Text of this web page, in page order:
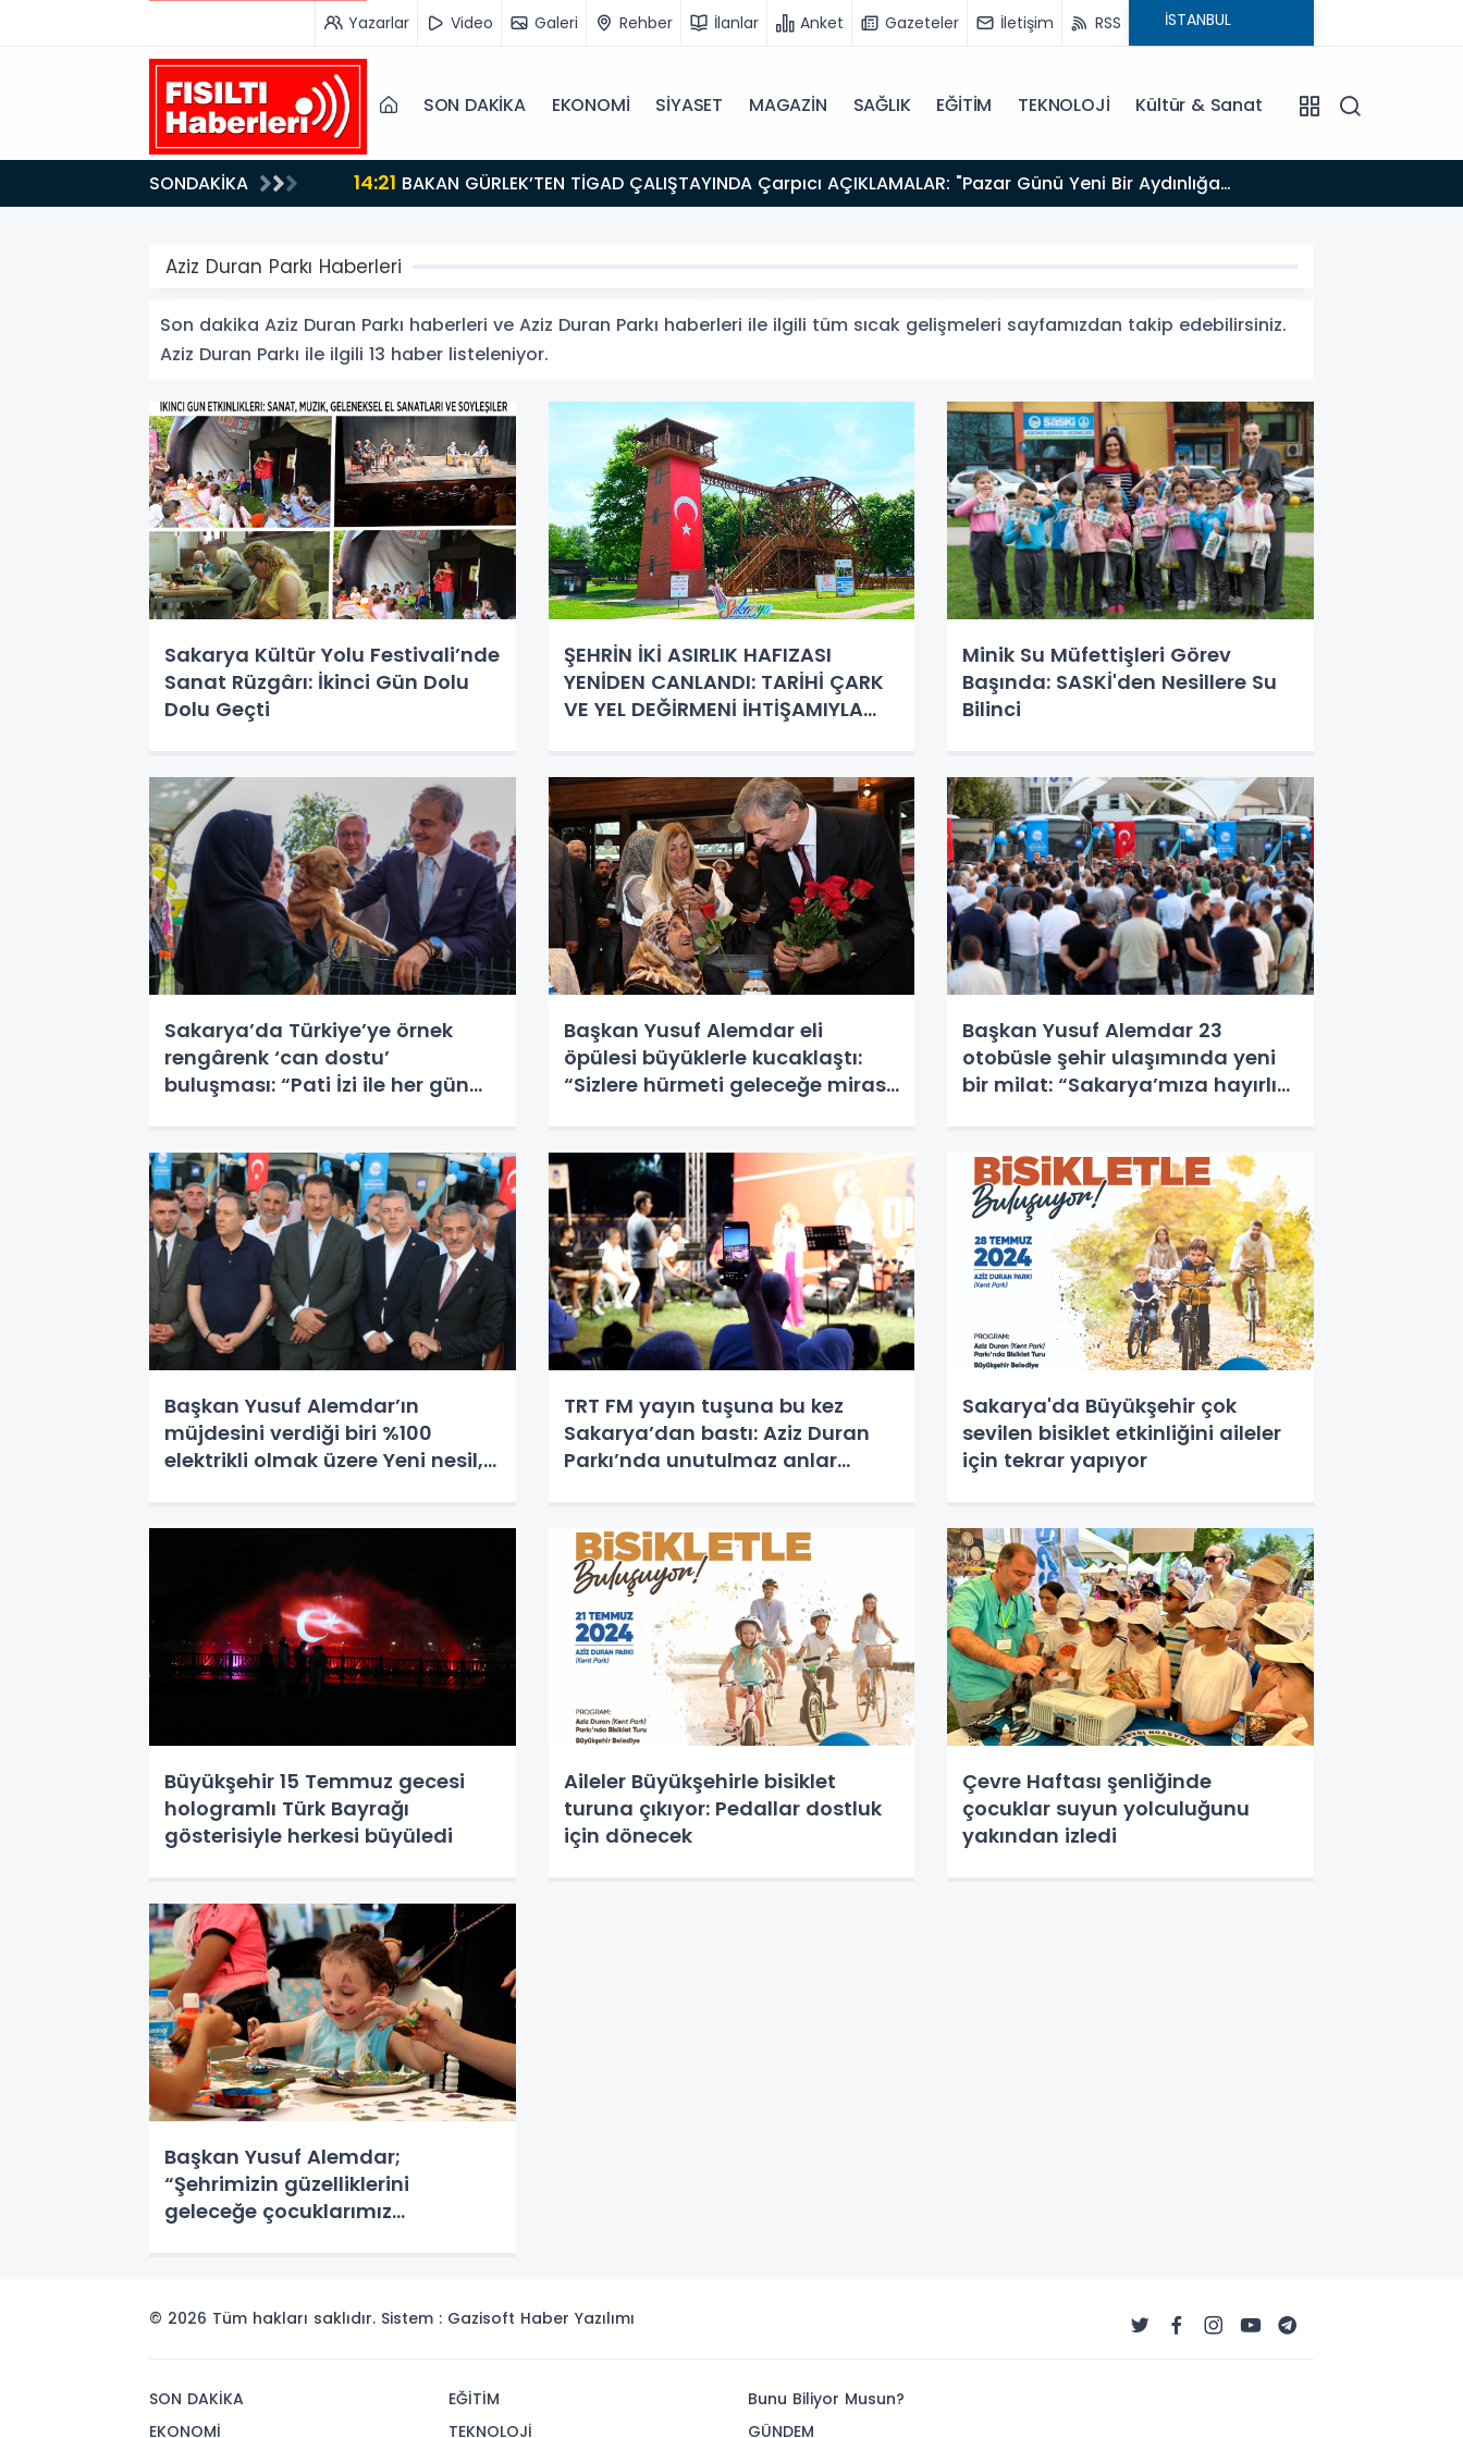
Yazarlar Video Galeri Rehber İlanlar Anket Gazeteler İletişim RSS
SON DAKİKA EKONOMİ SİYASET MAGAZİN SAĞLIK EĞİTİM TEKNOLOJİ Kültür & Sanat
SONDAKİKA 14:21
Uyanacağız"
Aziz Duran Parkı Haberleri
Son dakika Aziz Duran Parkı haberleri ve Aziz Duran Parkı haberleri ile ilgili tüm sıcak gelişmeleri sayfamızdan takip edebilirsiniz.
Aziz Duran Parkı ile ilgili 13 haber listeleniyor.
Sakarya Kültür Yolu Festivali’nde
Sanat Rüzgârı: İkinci Gün Dolu
Dolu Geçti
ŞEHRİN İKİ ASIRLIK HAFIZASI
YENİDEN CANLANDI: TARİHİ ÇARK
VE YEL DEĞİRMENİ İHTİŞAMIYLA
Minik Su Müfettişleri Görev
Başında: SASKİ'den Nesillere Su
Bilinci
Sakarya’da Türkiye’ye örnek
rengârenk ‘can dostu’
buluşması: “Pati İzi ile her gün
Başkan Yusuf Alemdar eli
öpülesi büyüklerle kucaklaştı:
“Sizlere hürmeti geleceğe miras
Başkan Yusuf Alemdar 23
otobüsle şehir ulaşımında yeni
bir milat: “Sakarya’mıza hayırlı
Başkan Yusuf Alemdar’ın
müjdesini verdiği biri %100
elektrikli olmak üzere Yeni nesil,
TRT FM yayın tuşuna bu kez
Sakarya’dan bastı: Aziz Duran
Parkı’nda unutulmaz anlar
Sakarya'da Büyükşehir çok
sevilen bisiklet etkinliğini aileler
için tekrar yapıyor
Büyükşehir 15 Temmuz gecesi
hologramlı Türk Bayrağı
gösterisiyle herkesi büyüledi
Aileler Büyükşehirle bisiklet
turuna çıkıyor: Pedallar dostluk
için dönecek
Çevre Haftası şenliğinde
çocuklar suyun yolculuğunu
yakından izledi
Başkan Yusuf Alemdar;
“Şehrimizin güzelliklerini
geleceğe çocuklarımız
© 2026 Tüm hakları saklıdır. Sistem : Gazisoft Haber Yazılımı
SON DAKİKA
EKONOMİ
EĞİTİM
TEKNOLOJİ
Bunu Biliyor Musun?
GÜNDEM